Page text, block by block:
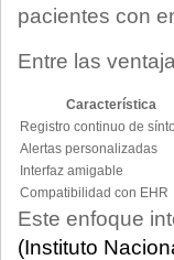
pacientes con
Entre las
Característica
Registro continuo de
Alertas personalizadas
Interfaz amigable
Compatibilidad con EHR
Este enfoque
(Instituto